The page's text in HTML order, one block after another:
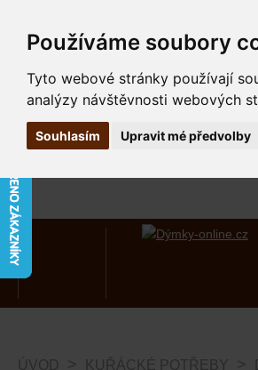
Používáme soubory
Tyto webové stránky používají
analýzy návštěvnosti webových
Souhlasím Upravit mé předvolby
ÚVOD KUŘÁCKÉ POTŘEBY